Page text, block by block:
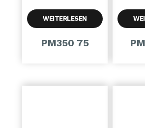
WEITERLESEN
PM350 75